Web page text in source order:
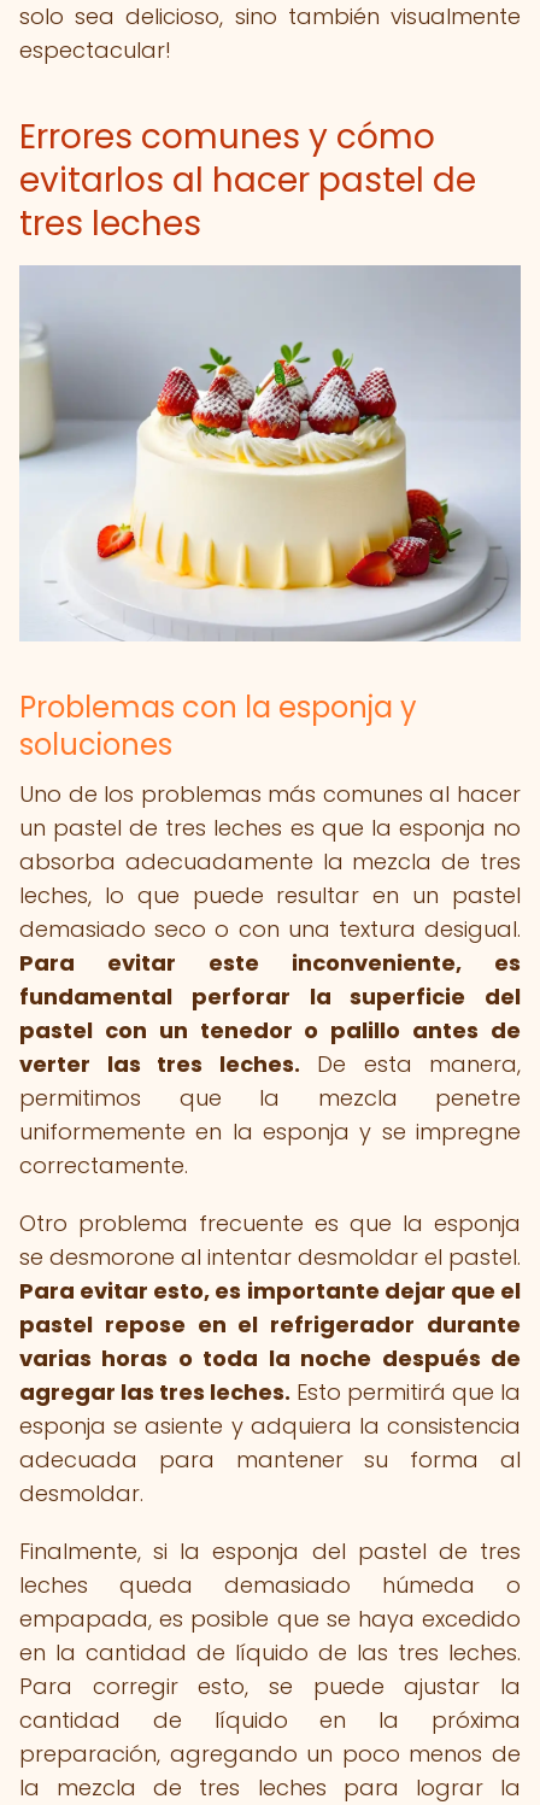
solo sea delicioso, sino también visualmente
espectacular!
Errores comunes y cómo
evitarlos al hacer pastel de
tres leches
Problemas con la esponja y
soluciones
Uno de los problemas más comunes al hacer
un pastel de tres leches es que la esponja no
absorba adecuadamente la mezcla de tres
leches, lo que puede resultar en un pastel
demasiado seco o con una textura desigual.
Para evitar este inconveniente, es
fundamental perforar la superficie del
pastel con un tenedor o palillo antes de
verter las tres leches. De esta manera,
permitimos que la mezcla penetre
uniformemente en la esponja y se impregne
correctamente.
Otro problema frecuente es que la esponja
se desmorone al intentar desmoldar el pastel.
Para evitar esto, es importante dejar que el
pastel repose en el refrigerador durante
varias horas o toda la noche después de
agregar las tres leches. Esto permitirá que la
esponja se asiente y adquiera la consistencia
adecuada para mantener su forma al
desmoldar.
Finalmente, si la esponja del pastel de tres
leches queda demasiado húmeda o
empapada, es posible que se haya excedido
en la cantidad de líquido de las tres leches.
Para corregir esto, se puede ajustar la
cantidad de líquido en la próxima
preparación, agregando un poco menos de
la mezcla de tres leches para lograr la